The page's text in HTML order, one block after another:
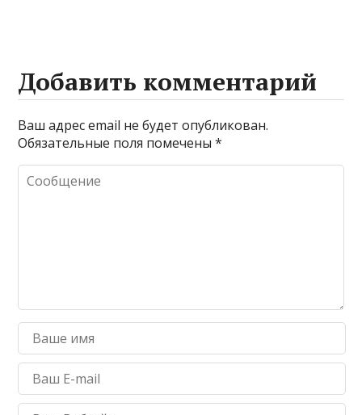
Добавить комментарий
Ваш адрес email не будет опубликован.
Обязательные поля помечены*